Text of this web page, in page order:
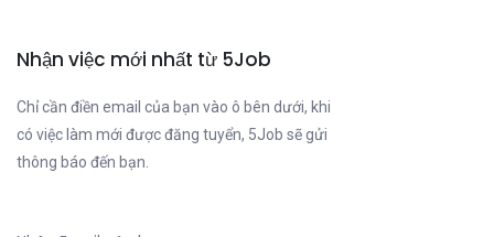
Nhận việc mới nhất từ 5Job
Chỉ cần điền email của bạn vào ô bên dưới, khi
có việc làm mới được đăng tuyển, 5Job sẽ gửi
thông báo đến bạn.